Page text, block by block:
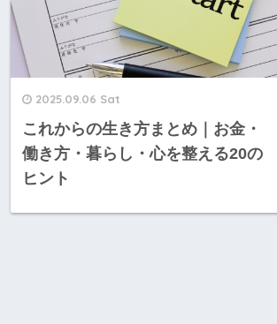
2025.09.06 Sat
これからの生き方まとめ｜お金・
働き方・暮らし・心を整える20の
ヒント